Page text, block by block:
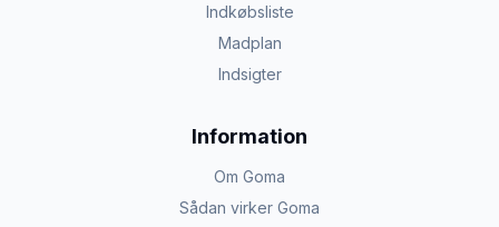
Indkøbsliste
Madplan
Indsigter
Information
Om Goma
Sådan virker Goma